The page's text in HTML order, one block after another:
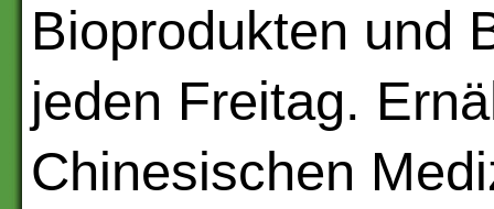
Bioprodukten und
jeden Freitag.
Chinesischen